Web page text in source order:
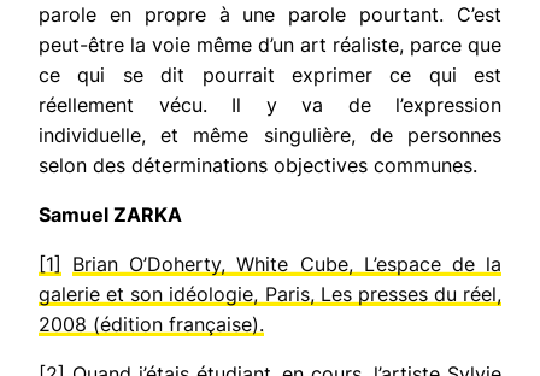
parole en propre à une parole pourtant. C’est
peut-être la voie même d’un art réaliste, parce que
ce qui se dit pourrait exprimer ce qui est
réellement vécu. Il y va de l’expression
individuelle, et même singulière, de personnes
selon des déterminations objectives communes.
Samuel ZARKA
[1] Brian O’Doherty,White Cube, L’espace de la
galerie et son idéologie, Paris, Les presses du réel,
2008 (édition française).